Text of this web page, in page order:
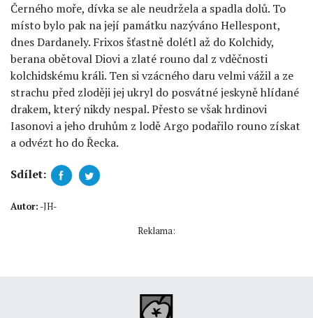
Černého moře, dívka se ale neudržela a spadla dolů. To
místo bylo pak na její památku nazýváno Hellespont,
dnes Dardanely. Frixos šťastně dolétl až do Kolchidy,
berana obětoval Diovi a zlaté rouno dal z vděčnosti
kolchidskému králi. Ten si vzácného daru velmi vážil a ze
strachu před zloději jej ukryl do posvátné jeskyně hlídané
drakem, který nikdy nespal. Přesto se však hrdinovi
Iasonovi a jeho druhům z lodě Argo podařilo rouno získat
a odvézt ho do Řecka.
Sdílet:
Autor: -JH-
Reklama: